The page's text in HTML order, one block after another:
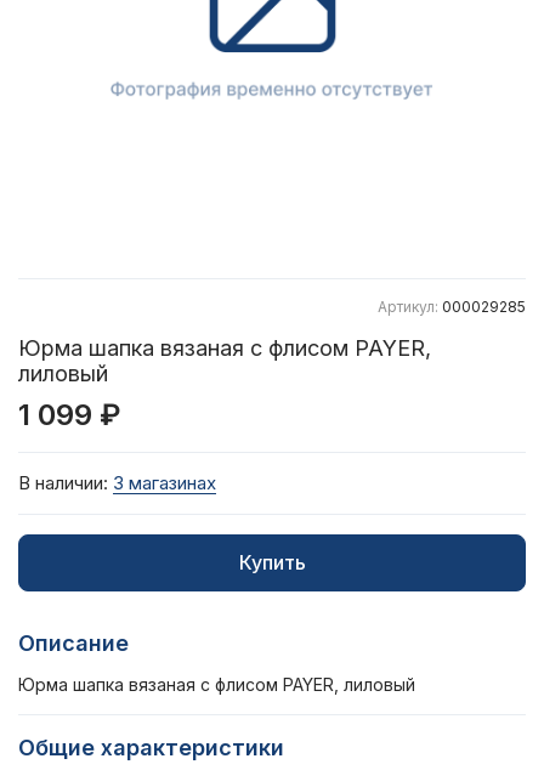
Артикул: 000029285
Юрма шапка вязаная с флисом PAYER,
лиловый
1 099 ₽
В наличии: 3 магазинах
Купить
Описание
Юрма шапка вязаная с флисом PAYER, лиловый
Общие характеристики